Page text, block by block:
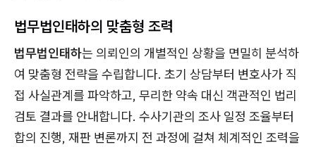
법무법인태하의 맞춤형 조력
법무법인태하는 의뢰인의 개별적인 상황을 면밀히 분석하
여 맞춤형 전략을 수립합니다. 초기 상담부터 변호사가 직
접 사실관계를 파악하고, 무리한 약속 대신 객관적인 법리
검토 결과를 안내합니다. 수사기관의 조사 일정 조율부터
합의 진행, 재판 변론까지 전 과정에 걸쳐 체계적인 조력을